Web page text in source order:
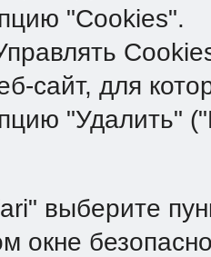
"Cookies".
сайт, для
"Удалить"
выберите
окне